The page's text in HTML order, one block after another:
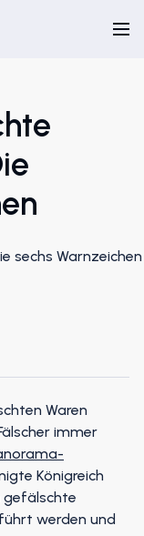
Waren
immer
Königreich
gefälschte
werden und